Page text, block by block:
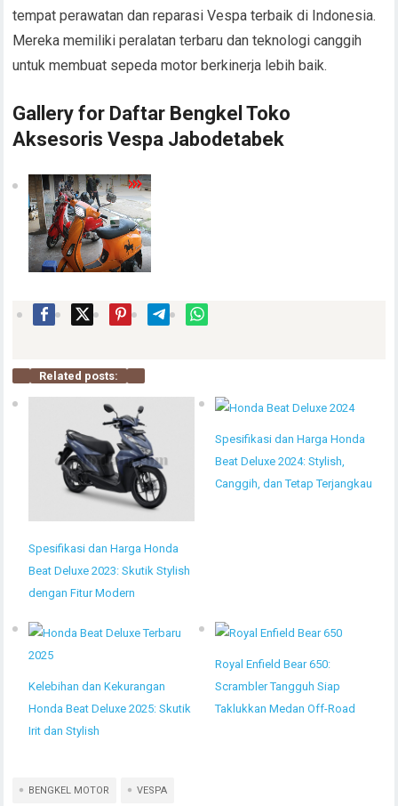
tempat perawatan dan reparasi Vespa terbaik di Indonesia.
Mereka memiliki peralatan terbaru dan teknologi canggih
untuk membuat sepeda motor berkinerja lebih baik.
Gallery for Daftar Bengkel Toko
Aksesoris Vespa Jabodetabek
Related posts:
Spesifikasi dan Harga Honda
Beat Deluxe 2023: Skutik Stylish
dengan Fitur Modern
Spesifikasi dan Harga Honda
Beat Deluxe 2024: Stylish,
Canggih, dan Tetap Terjangkau
Kelebihan dan Kekurangan
Honda Beat Deluxe 2025: Skutik
Irit dan Stylish
Royal Enfield Bear 650:
Scrambler Tangguh Siap
Taklukkan Medan Off-Road
BENGKEL MOTOR VESPA